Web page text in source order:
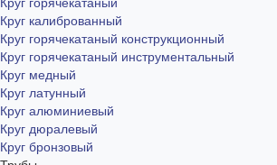
Круг калиброванный
Круг горячекатаный конструкционный
Круг горячекатаный инструментальный
Круг медный
Круг латунный
Круг алюминиевый
Круг дюралевый
Круг бронзовый